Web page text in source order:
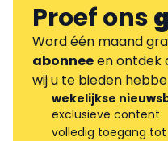
Proef ons
Word één maand
abonneeen ontdek
wij u te bieden
wekelijkse
exclusieve content
volledig toegang